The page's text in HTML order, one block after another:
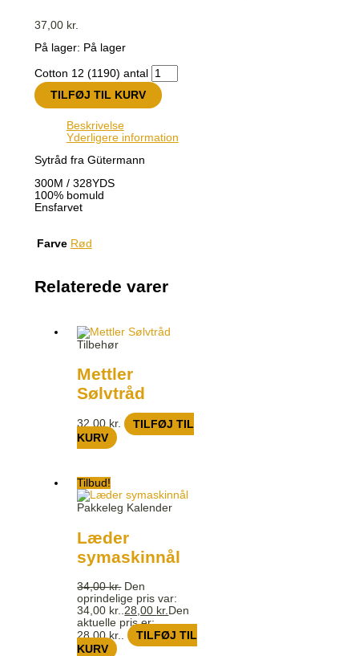
37,00 kr.
På lager: På lager
Cotton 12 (1190) antal
TILFØJ TIL KURV
Beskrivelse
Yderligere information
Sytråd fra Gütermann
300M / 328YDS
100% bomuld
Ensfarvet
Farve Rød
Relaterede varer
Tilbehør
Mettler
Sølvtråd
32,00kr.
TILFØJ TIL
KURV
Tilbud!
Pakkeleg Kalender
Læder
symaskinnål
34,00kr. Den
oprindelige pris var:
34,00 kr.. 28,00 kr. Den
aktuelle pris er:
28,00 kr..
TILFØJ TIL
KURV